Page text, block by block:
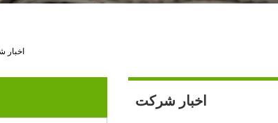
اخبار شرکت